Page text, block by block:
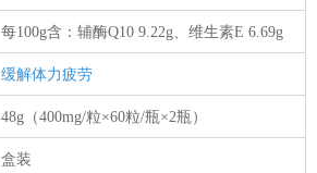
每100g含：辅酶Q10 9.22g、维生素E 6.69g
缓解体力疲劳
48g（400mg/粒×60粒/瓶×2瓶）
盒装